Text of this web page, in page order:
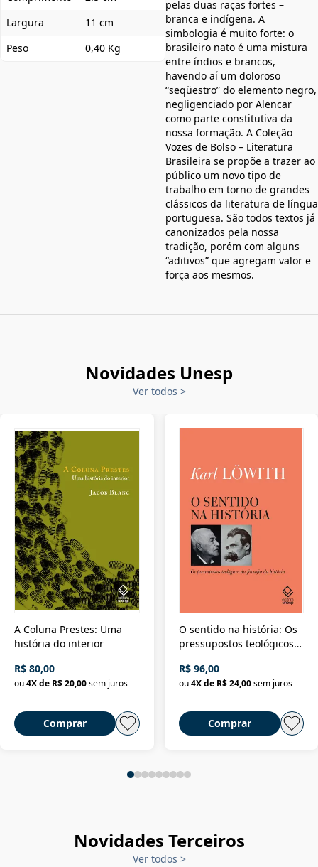
Largura
11 cm
Peso
0,40 Kg
pelas duas raças fortes –
branca e indígena. A
simbologia é muito forte: o
brasileiro nato é uma mistura
entre índios e brancos,
havendo aí um doloroso
“seqüestro” do elemento negro,
negligenciado por Alencar
como parte constitutiva da
nossa formação. A Coleção
Vozes de Bolso – Literatura
Brasileira se propõe a trazer ao
público um novo tipo de
trabalho em torno de grandes
clássicos da literatura de língua
portuguesa. São todos textos já
canonizados pela nossa
tradição, porém com alguns
“aditivos” que agregam valor e
força aos mesmos.
Novidades Unesp
Ver todos >
A Coluna Prestes: Uma
história do interior
R$ 80,00
ou4X de R$ 20,00sem juros
Comprar
O sentido na história: Os
pressupostos teológicos
R$ 96,00
ou 4X de R$ 24,00 sem juros
Comprar
Novidades Terceiros
Ver todos >